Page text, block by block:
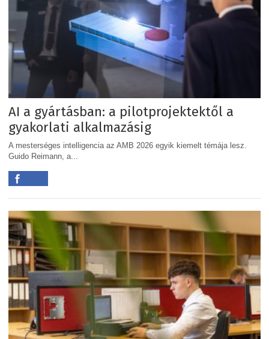
AI a gyártásban: a pilotprojektektől a
gyakorlati alkalmazásig
A mesterséges intelligencia az AMB 2026 egyik kiemelt témája lesz.
Guido Reimann, a...